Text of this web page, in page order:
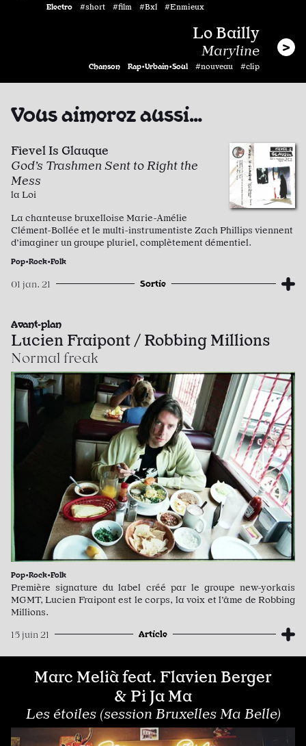
Electro #short #film #Bxl #Enmieux
Lo Bailly
Maryline
Chanson Rap•Urbain•Soul #nouveau #clip
Vous aimerez aussi…
Fievel Is Glauque
God’s Trashmen Sent to Right the
Mess
la Loi
La chanteuse bruxelloise Marie-Amélie
Clément-Bollée et le multi-instrumentiste Zach Phillips viennent
d’imaginer un groupe pluriel, complètement démentiel.
Pop•Rock•Folk
01 jan. 21 Sortie
Avant-plan
Lucien Fraipont / Robbing Millions
Normal freak
Pop•Rock•Folk
Première signature du label créé par le groupe new-yorkais
MGMT, Lucien Fraipont est le corps, la voix et l’âme de Robbing
Millions.
15 juin 21 Article
Marc Melià feat. Flavien Berger
& Pi Ja Ma
Les étoiles (session Bruxelles Ma Belle)